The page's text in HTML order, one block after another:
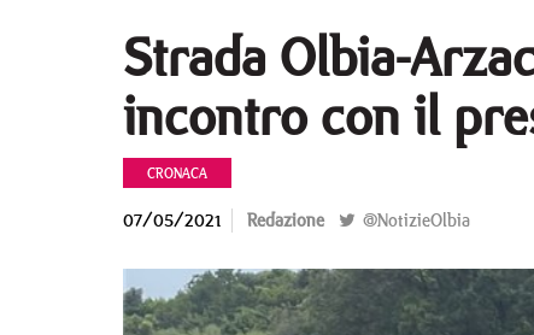
Strada Olbia-
incontro con il
CRONACA
07/05/2021 Redazione @NotizieOlbia